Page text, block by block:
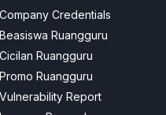
Company Credentials
Beasiswa Ruangguru
Cicilan Ruangguru
Promo Ruangguru
Vulnerability Report